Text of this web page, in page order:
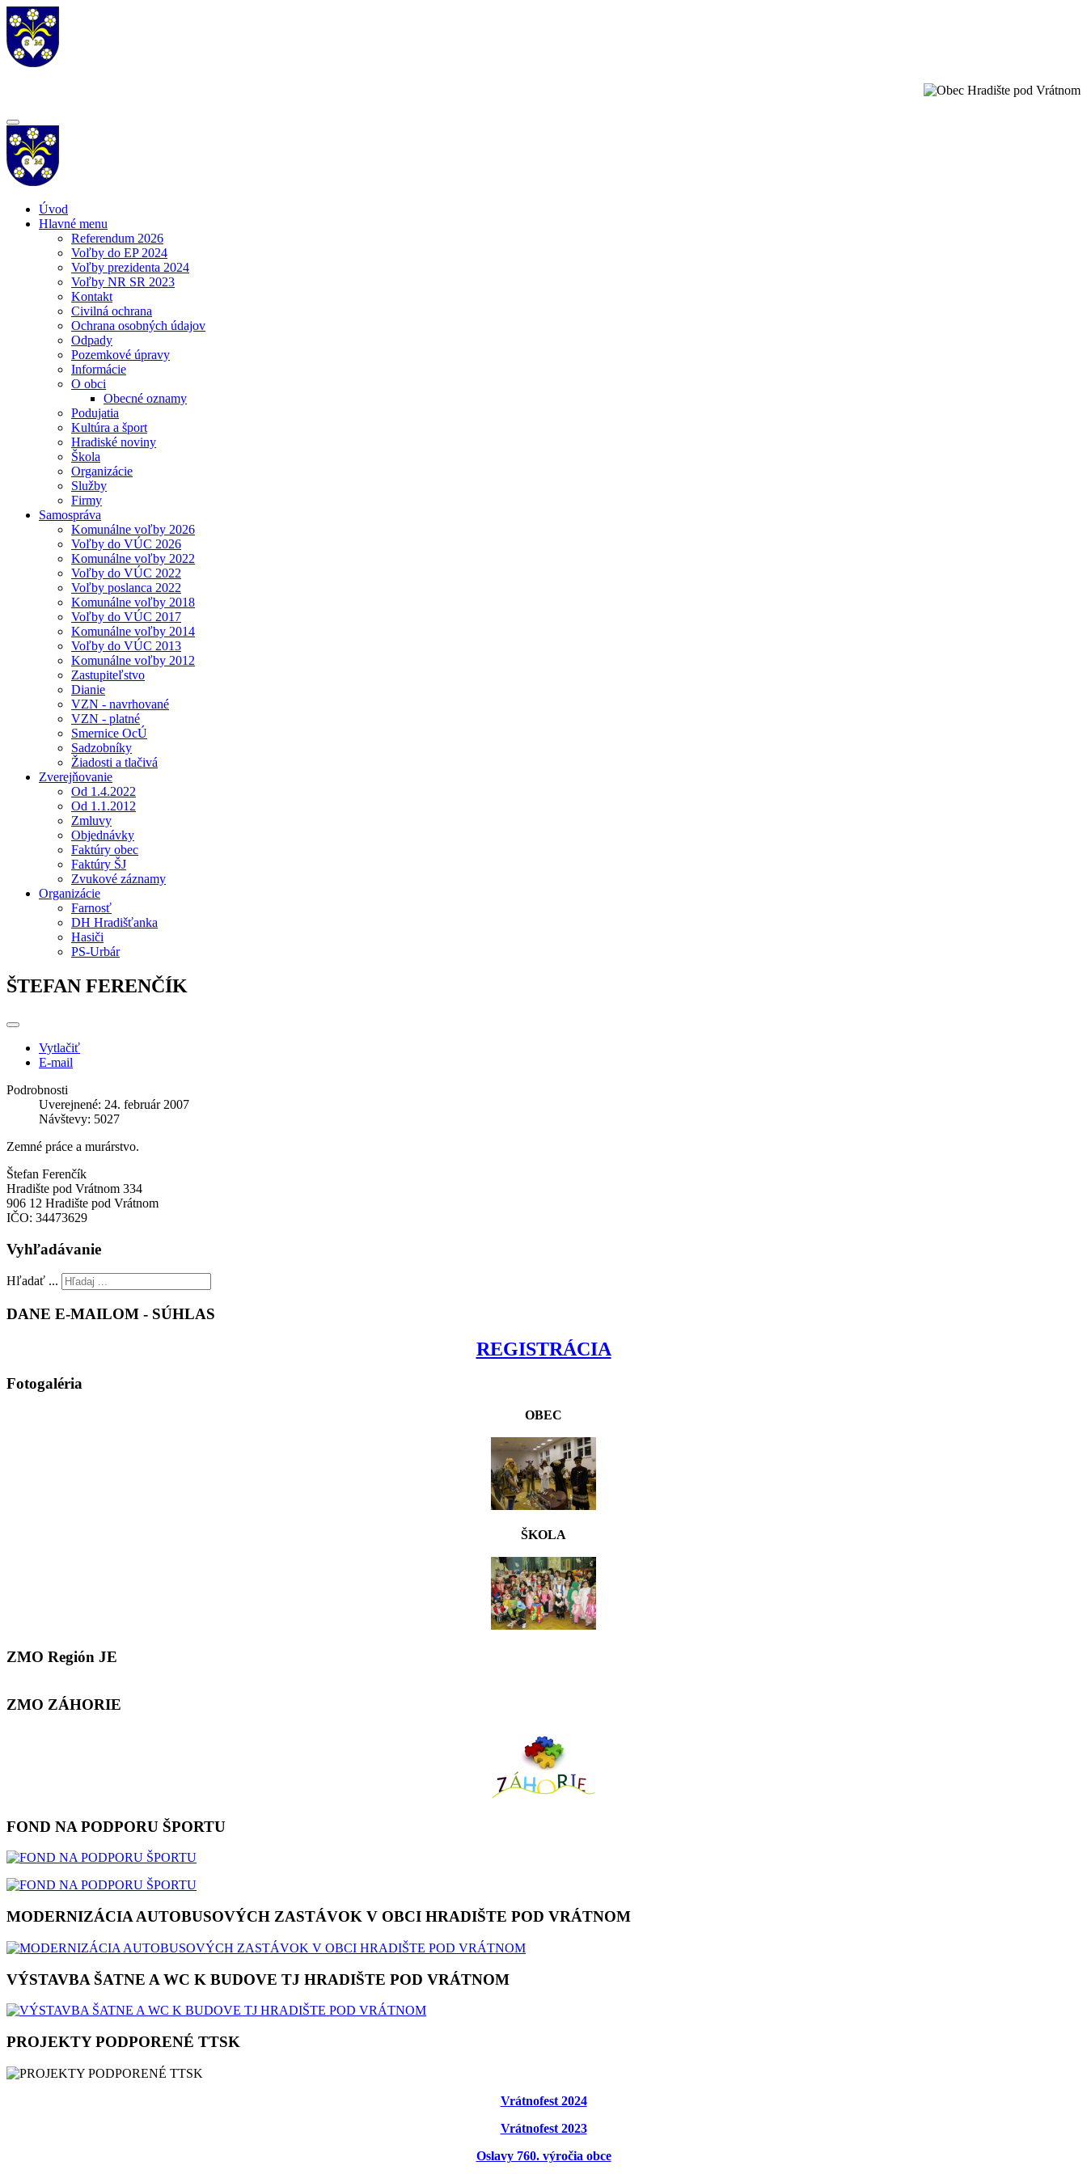
Úvod
Hlavné menu
Referendum 2026
Voľby do EP 2024
Voľby prezidenta 2024
Voľby NR SR 2023
Kontakt
Civilná ochrana
Ochrana osobných údajov
Odpady
Pozemkové úpravy
Informácie
O obci
Obecné oznamy
Podujatia
Kultúra a šport
Hradiské noviny
Škola
Organizácie
Služby
Firmy
Samospráva
Komunálne voľby 2026
Voľby do VÚC 2026
Komunálne voľby 2022
Voľby do VÚC 2022
Voľby poslanca 2022
Komunálne voľby 2018
Voľby do VÚC 2017
Komunálne voľby 2014
Voľby do VÚC 2013
Komunálne voľby 2012
Zastupiteľstvo
Dianie
VZN - navrhované
VZN - platné
Smernice OcÚ
Sadzobníky
Žiadosti a tlačivá
Zverejňovanie
Od 1.4.2022
Od 1.1.2012
Zmluvy
Objednávky
Faktúry obec
Faktúry ŠJ
Zvukové záznamy
Organizácie
Farnosť
DH Hradišťanka
Hasiči
PS-Urbár
ŠTEFAN FERENČÍK
Vytlačiť
E-mail
Podrobnosti
Uverejnené: 24. február 2007
Návštevy: 5027
Zemné práce a murárstvo.
Štefan Ferenčík
Hradište pod Vrátnom 334
906 12 Hradište pod Vrátnom
IČO: 34473629
Vyhľadávanie
Hľadať ...
DANE E-MAILOM - SÚHLAS
REGISTRÁCIA
Fotogaléria
OBEC
ŠKOLA
ZMO Región JE
ZMO ZÁHORIE
FOND NA PODPORU ŠPORTU
MODERNIZÁCIA AUTOBUSOVÝCH ZASTÁVOK V OBCI HRADIŠTE POD VRÁTNOM
VÝSTAVBA ŠATNE A WC K BUDOVE TJ HRADIŠTE POD VRÁTNOM
PROJEKTY PODPORENÉ TTSK
Vrátnofest 2024
Vrátnofest 2023
Oslavy 760. výročia obce